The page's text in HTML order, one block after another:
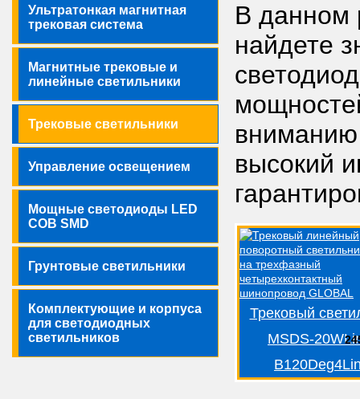
В данном
найдете
вниманию
высокий
Трековый
MSDS-
Ультратонкая магнитная
трековая система
Магнитные трековые и
линейные светильники
Трековые светильники
Управление освещением
Мощные светодиоды LED
COB SMD
Грунтовые светильники
Комплектующие и корпуса
для светодиодных
светильников